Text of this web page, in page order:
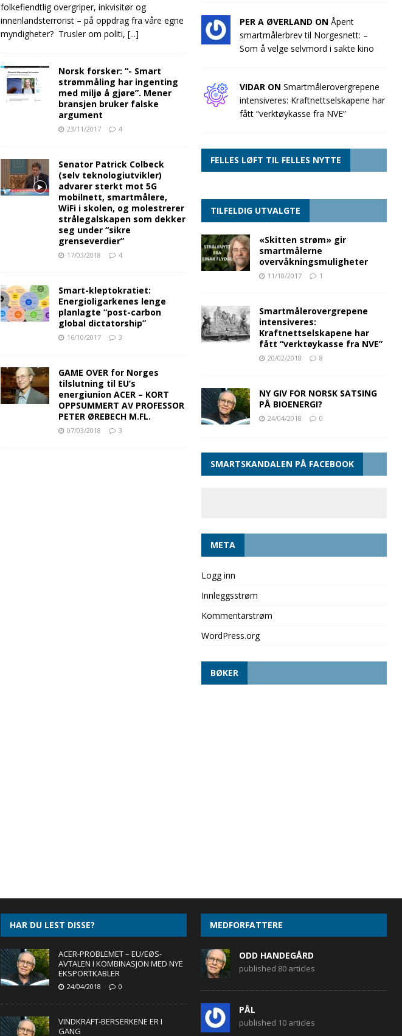
folkefiendtlig overgriper, inkvisitør og
innenlandsterrorist – på oppdrag fra våre egne
myndigheter? Trusler om politi,[...]
Norsk forsker: “- Smart
strømmåling har ingenting
med miljø å gjøre”. Mener
bransjen bruker falske
argument
23/11/2017 4
Senator Patrick Colbeck
(selv teknologiutvikler)
advarer sterkt mot 5G
mobilnett, smartmålere,
WiFi i skolen, og molestrerer
strålegalskapen som dekker
seg under “sikre
grenseverdier”
17/03/2018 4
Smart-kleptokratiet:
Energioligarkenes lenge
planlagte “post-carbon
global dictatorship”
16/10/2017 3
GAME OVER for Norges
tilslutning til EU’s
energiunion ACER – KORT
OPPSUMMERT AV PROFESSOR
PETER ØREBECH M.FL.
07/03/2018 3
PER A ØVERLAND ON Åpent
smartmålerbrev til Norgesnett: –
Som å velge selvmord i sakte kino
VIDAR ON Smartmålerovergrepene
intensiveres: Kraftnettselskapene har
fått “verktøykasse fra NVE”
FELLES LØFT TIL FELLES NYTTE
TILFELDIG UTVALGTE
«Skitten strøm» gir
smartmålerne
overvåkningsmuligheter
11/10/2017 1
Smartmålerovergrepene
intensiveres:
Kraftnettselskapene har
fått “verktøykasse fra NVE”
20/02/2018 8
NY GIV FOR NORSK SATSING
PÅ BIOENERGI?
24/04/2018 0
SMARTSKANDALEN PÅ FACEBOOK
META
Logg inn
Innleggsstrøm
Kommentarstrøm
WordPress.org
BØKER
HAR DU LEST DISSE?
ACER-PROBLEMET – EU/EØS-
AVTALEN I KOMBINASJON MED NYE
EKSPORTKABLER
24/04/2018 0
VINDKRAFT-BERSERKENE ER I
GANG
MEDFORFATTERE
ODD HANDEGÅRD
published 80 articles
PÅL
published 10 articles